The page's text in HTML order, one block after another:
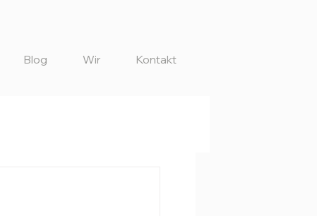
Blog Wir Kontakt